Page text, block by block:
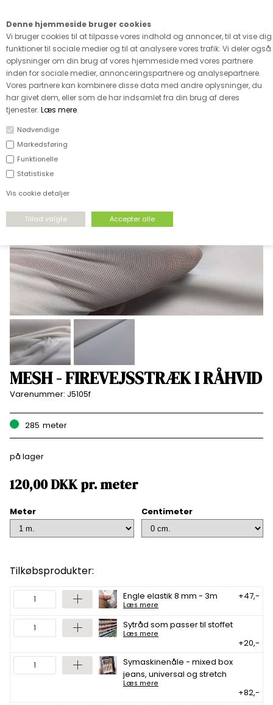
Denne hjemmeside bruger cookies
Vi bruger cookies til at tilpasse vores indhold og annoncer, til at vise dig
funktioner til sociale medier og til at analysere vores trafik. Vi deler også
oplysninger om din brug af vores hjemmeside med vores partnere
inden for sociale medier, annonceringspartnere og analysepartnere.
Vores partnere kan kombinere disse data med andre oplysninger, du
har givet dem, eller som de har indsamlet fra din brug af deres
tjenester. Læs mere.
Nødvendige
Markedsføring
Funktionelle
Statistiske
Vis cookie detaljer
FORSIDE›STRÆKSTOF
MESH - FIREVEJSSTRÆK I RÅHVID
Varenummer: J5105f
285 meter
på lager
120,00DKKpr.meter
Meter Centimeter
Tilkøbsprodukter:
Engle elastik 8 mm - 3m
Læs mere
+47,-
Sytråd som passer til stoffet
Læs mere
+20,-
Symaskinenåle - mixed box
jeans, universal og stretch
Læs mere
+82,-